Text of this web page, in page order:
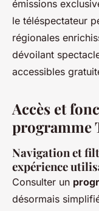
émissions
le téléspectateur
régionales
dévoilant
accessibles
Accès et
programme
Navigation et
expérience
Consulter un
désormais